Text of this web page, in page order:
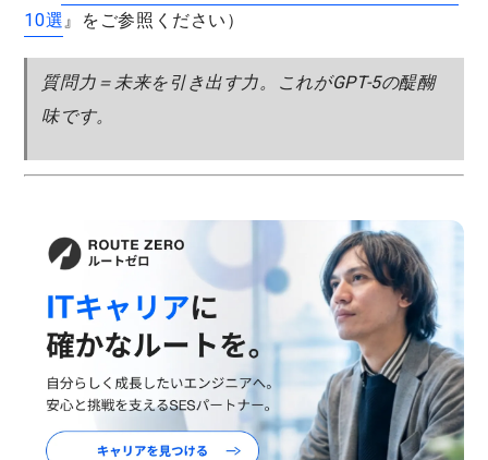
10選』をご参照ください）
質問力＝未来を引き出す力。これがGPT-5の醍醐
味です。